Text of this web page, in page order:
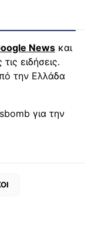
News και
ειδήσεις.
την Ελλάδα
για την